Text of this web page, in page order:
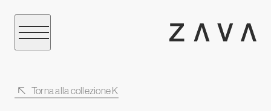
Torna alla collezione K